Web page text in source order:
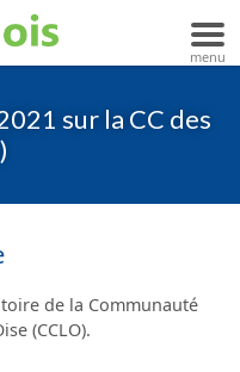
sur la CC des
de la Communauté
(CCLO).